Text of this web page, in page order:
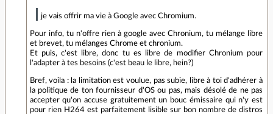
je vais offrir ma vie à Google avec Chromium.
Pour info, tu n'offre rien à google avec Chronium, tu mélange libre
et brevet, tu mélanges Chrome et chronium.
Et puis, c'est libre, donc tu es libre de modifier Chronium pour
l'adapter à tes besoins (c'est beau le libre, hein?)
Bref, voila : la limitation est voulue, pas subie, libre à toi d'adhérer à
la politique de ton fournisseur d'OS ou pas, mais désolé de ne pas
accepter qu'on accuse gratuitement un bouc émissaire qui n'y est
pour rien H264 est parfaitement lisible sur bon nombre de distros